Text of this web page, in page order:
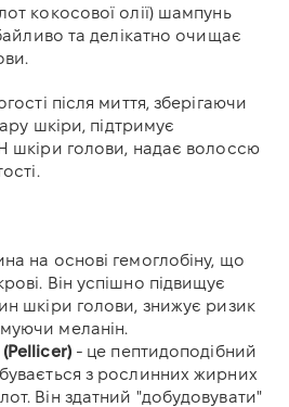
кокосової олії) шампунь
та делікатно очищає
після миття, зберігаючи
шкіри, підтримує
шкіри голови, надає волоссю
на основі гемоглобіну, що
Він успішно підвищує
шкіри голови, знижує ризик
меланін.
- це пептидоподібний
з рослинних жирних
Він здатний "добудовувати"